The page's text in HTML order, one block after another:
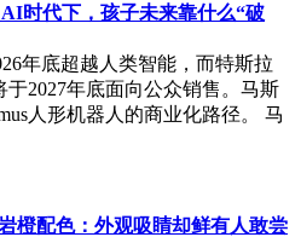
时代下，孩子未来靠什么“破
年底超越人类智能，而特斯拉
于2027年底面向公众销售。马斯
人形机器人的商业化路径。 马
橙配色：外观吸睛却鲜有人敢尝